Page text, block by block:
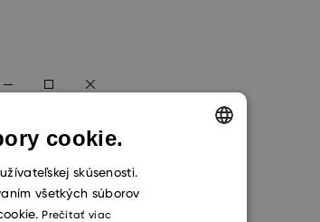
cookie.
skúsenosti.
všetkých súborov
Prečítať viac